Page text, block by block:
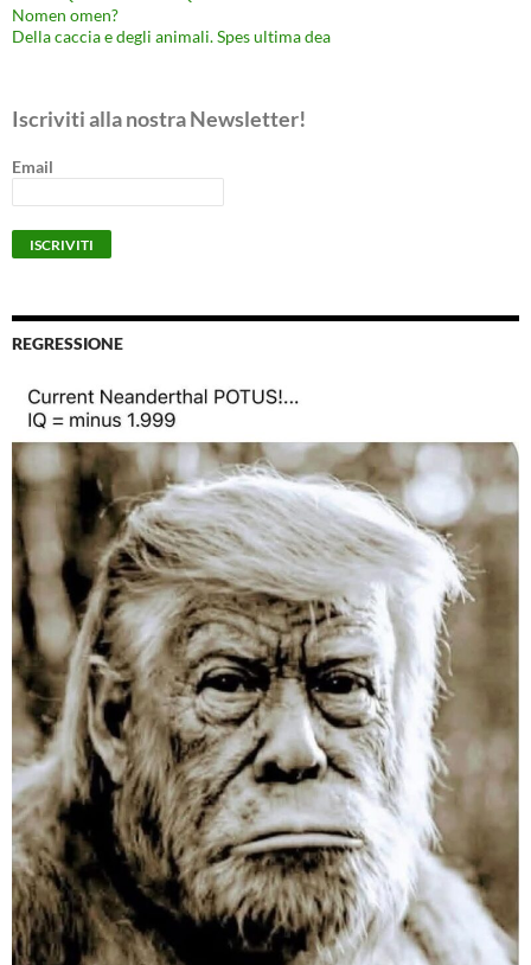
Nomen omen?
Della caccia e degli animali. Spes ultima dea
Iscriviti alla nostra Newsletter!
Email
REGRESSIONE